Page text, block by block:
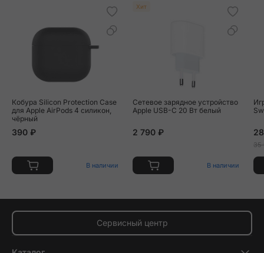
Кобура Silicon Protection Case
для Apple AirPods 4 силикон,
чёрный
390 ₽
В наличии
Хит
Сетевое зарядное устройство
Apple USB-C 20 Вт белый
2 790 ₽
В наличии
35
Сервисный центр